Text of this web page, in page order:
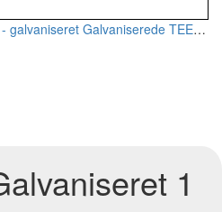
galvaniseret Galvaniserede TEE
1